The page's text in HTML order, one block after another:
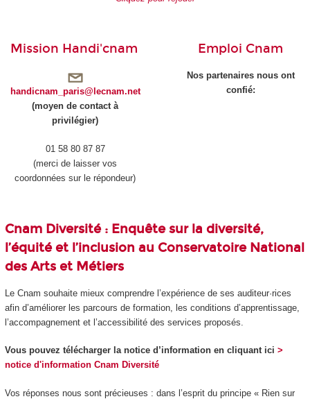
Mission Handi'cnam
handicnam_paris@lecnam.net
(moyen de contact à
privilégier)
01 58 80 87 87
(merci de laisser vos
coordonnées sur le répondeur)
Emploi Cnam
Nos partenaires nous ont
confié:
Cnam Diversité : Enquête sur la diversité,
l’équité et l’inclusion au Conservatoire National
des Arts et Métiers
Le Cnam souhaite mieux comprendre l’expérience de ses auditeur·rices
afin d’améliorer les parcours de formation, les conditions d’apprentissage,
l’accompagnement et l’accessibilité des services proposés.
Vous pouvez télécharger la notice d’information en cliquant ici >
notice d'information Cnam Diversité
Vos réponses nous sont précieuses : dans l’esprit du principe « Rien sur